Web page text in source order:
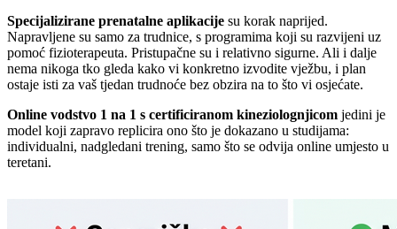
Specijalizirane prenatalne aplikacije su korak naprijed.
Napravljene su samo za trudnice, s programima koji su razvijeni uz
pomoć fizioterapeuta. Pristupačne su i relativno sigurne. Ali i dalje
nema nikoga tko gleda kako vi konkretno izvodite vježbu, i plan
ostaje isti za vaš tjedan trudnoće bez obzira na to što vi osjećate.
Online vodstvo 1 na 1 s certificiranom kineziolognjicom jedini je
model koji zapravo replicira ono što je dokazano u studijama:
individualni, nadgledani trening, samo što se odvija online umjesto u
teretani.